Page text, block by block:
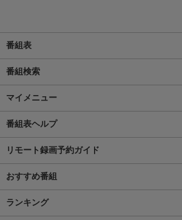
番組表
番組検索
マイメニュー
番組表ヘルプ
リモート録画予約ガイド
おすすめ番組
ランキング